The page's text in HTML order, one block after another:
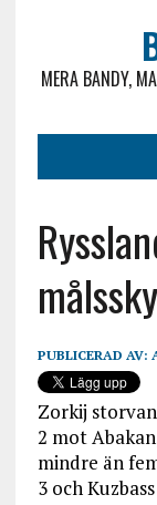
MERA BANDY,
PUBLICERAD AV:
Zorkij
2 mot
mindre än
3 och